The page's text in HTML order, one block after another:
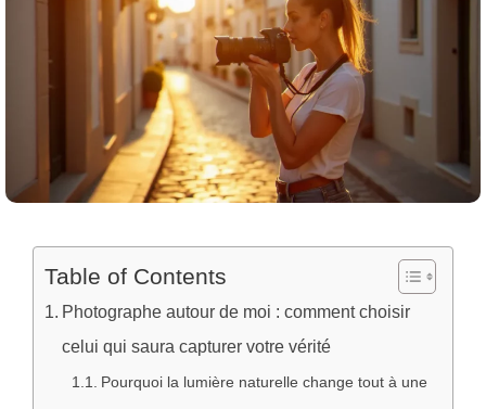
Table of Contents
Photographe autour de moi : comment choisir
celui qui saura capturer votre vérité
Pourquoi la lumière naturelle change tout à une